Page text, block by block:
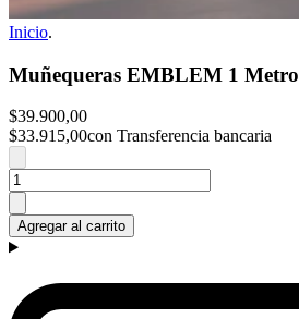
Inicio.
Muñequeras EMBLEM 1 Metro
$39.900,00
$33.915,00con Transferencia bancaria
Agregar al carrito